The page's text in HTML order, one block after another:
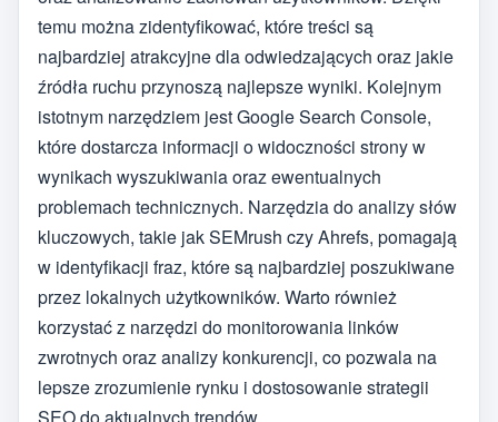
temu można zidentyfikować, które treści są
najbardziej atrakcyjne dla odwiedzających oraz jakie
źródła ruchu przynoszą najlepsze wyniki. Kolejnym
istotnym narzędziem jest Google Search Console,
które dostarcza informacji o widoczności strony w
wynikach wyszukiwania oraz ewentualnych
problemach technicznych. Narzędzia do analizy słów
kluczowych, takie jak SEMrush czy Ahrefs, pomagają
w identyfikacji fraz, które są najbardziej poszukiwane
przez lokalnych użytkowników. Warto również
korzystać z narzędzi do monitorowania linków
zwrotnych oraz analizy konkurencji, co pozwala na
lepsze zrozumienie rynku i dostosowanie strategii